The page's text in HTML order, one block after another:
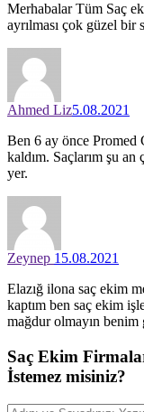
Merhabalar Tüm Saç
ayrılması çok güzel bir
Ahmed Liz5.08.2021
Ben 6 ay önce Promed
kaldım. Saçlarım şu
yer.
Zeynep 15.08.2021
Elazığ ilona saç ekim
kaptım ben saç ekim
mağdur olmayın benim
Saç Ekim
İstemez misiniz?